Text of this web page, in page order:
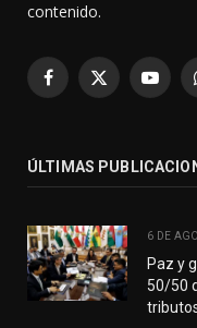
contenido.
Facebook
X
ÚLTIMAS
6 DE
Paz y
50/50